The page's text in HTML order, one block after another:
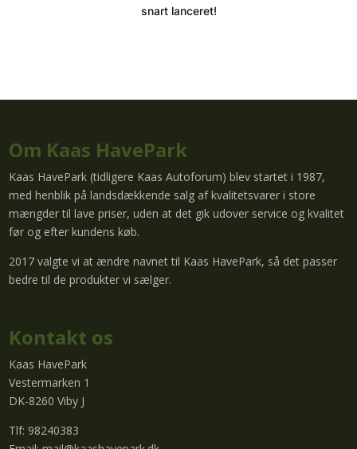
snart lanceret!
Om Kaas HavePark
Kaas HavePark (tidligere Kaas Autoforum) blev startet i 1987,
med henblik på landsdækkende salg af kvalitetsvarer i store
mængder til lave priser, uden at det gik udover service og kvalitet
før og efter kundens køb.
2017 valgte vi at ændre navnet til Kaas HavePark, så det passer
bedre til de produkter vi sælger.
Kontakt os
Kaas HavePark
Vestermarken 1
DK-8260 Viby J
Tlf: 98240383